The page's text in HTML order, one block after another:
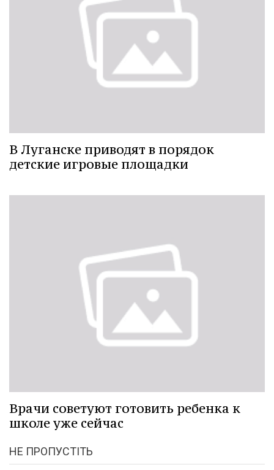
В Луганске приводят в порядок
детские игровые площадки
Врачи советуют готовить ребенка к
школе уже сейчас
НЕ ПРОПУСТІТЬ